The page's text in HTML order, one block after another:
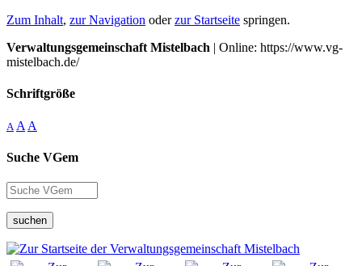
Zum Inhalt, zur Navigation oderzur Startseite springen.
Verwaltungsgemeinschaft Mistelbach | Online: https://www.vg-
mistelbach.de/
Schriftgröße
A A A
Suche VGem
suchen